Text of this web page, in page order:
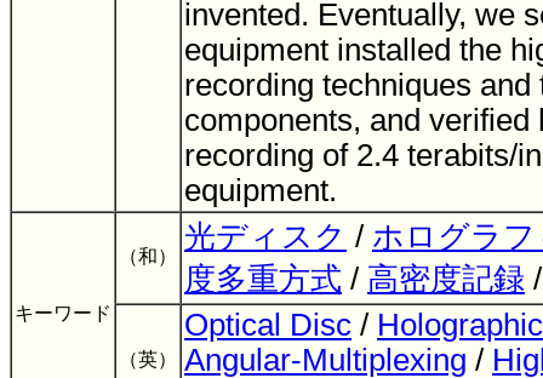
invented. Eventually, we
equipment installed the
recording techniques and
components, and verified
recording of 2.4 terabits/
equipment.
キーワード
（和）
光ディスク / ホログラ
度多重方式 / 高密度記録
（英）
Optical Disc /
Angular-Multiplexing /